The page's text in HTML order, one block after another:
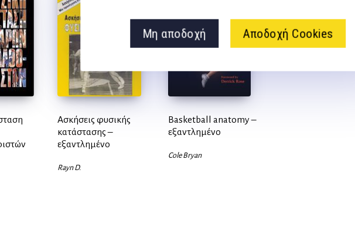
Μη αποδοχή Αποδοχή Cookies
Ασκήσεις φυσικής
κατάστασης –
εξαντλημένο
Rayn D.
Basketball anatomy –
εξαντλημένο
Cole Bryan